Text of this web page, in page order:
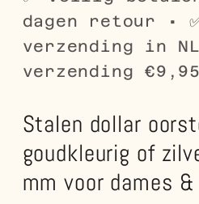
dagen retour •
verzending in
verzending €9,95
Stalen dollar
goudkleurig of
mm voor dames